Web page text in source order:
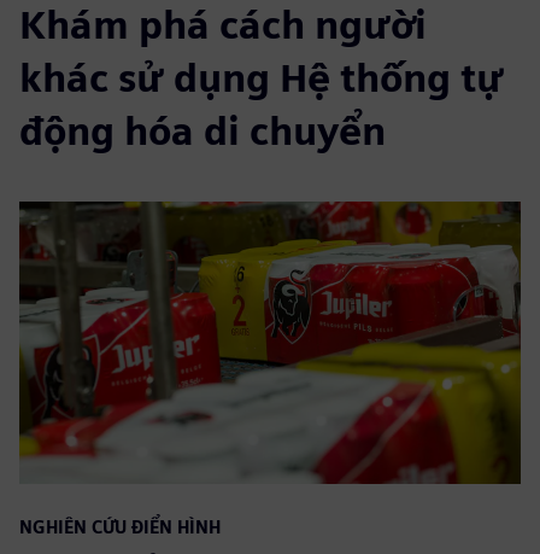
Khám phá cách người
khác sử dụng Hệ thống tự
động hóa di chuyển
NGHIÊN CỨU ĐIỂN HÌNH